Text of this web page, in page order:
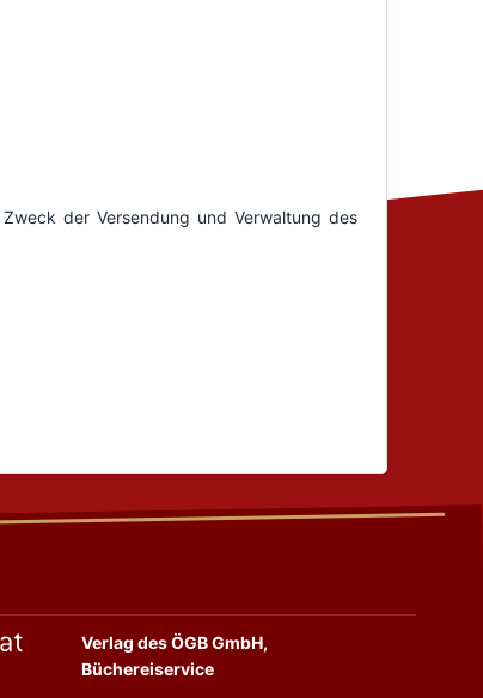
Verlag des ÖGB GmbH,
Büchereiservice